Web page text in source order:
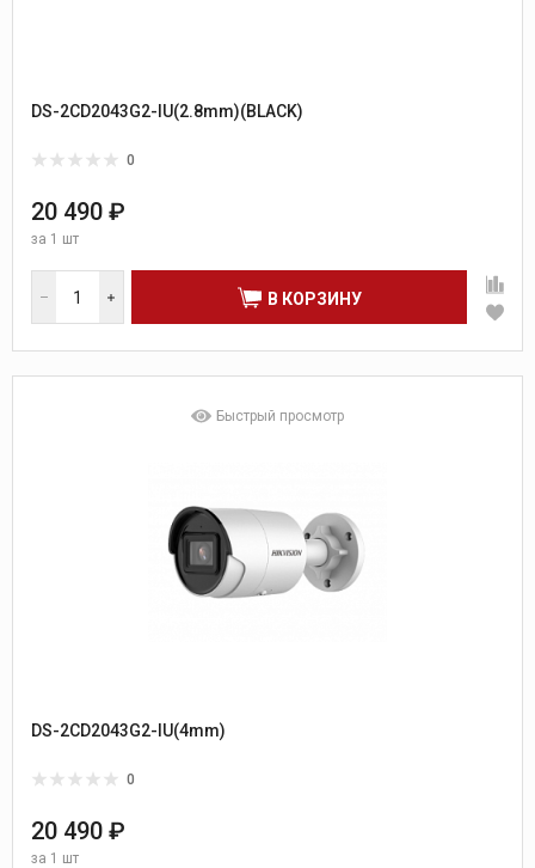
DS-2CD2043G2-IU(2.8mm)(BLACK)
0
20 490 ₽
за 1 шт
В КОРЗИНУ
Быстрый просмотр
DS-2CD2043G2-IU(4mm)
0
20 490 ₽
за 1 шт